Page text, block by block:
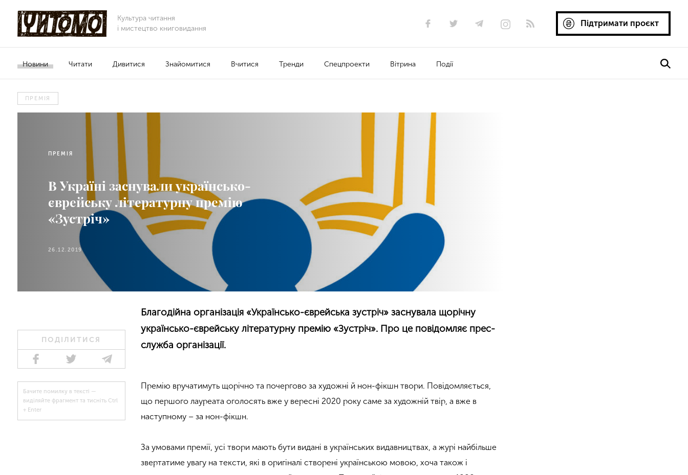
Культура читання
і мистецтво книговидання
Підтримати проєкт
Новини Читати Дивитися Знайомитися Вчитися Тренди Спецпроекти Вітрина Події
ПРЕМІЯ
ПРЕМІЯ
В Україні заснували українсько-
єврейську літературну премію
«Зустріч»
26.12.2019
ПОДІЛИТИСЯ
Бачите помилку в тексті —
виділяйте фрагмент та тисніть Ctrl
+ Enter
Благодійна організація «Українсько-єврейська зустріч» заснувала щорічну
українсько-єврейську літературну премію «Зустріч». Про це повідомляє прес-
служба організації.
Премію вручатимуть щорічно та почергово за художні й нон-фікшн твори. Повідомляється,
що першого лауреата оголосять вже у вересні 2020 року саме за художній твір, а вже в
наступному – за нон-фікшн.
За умовами премії, усі твори мають бути видані в українських видавництвах, а журі найбільше
звертатиме увагу на тексти, які в оригіналі створені українською мовою, хоча також і